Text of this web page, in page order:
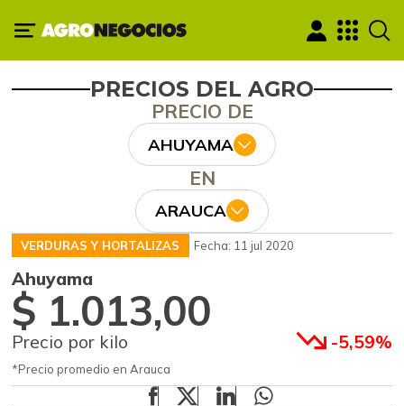
PRECIOS DEL AGRO
PRECIO DE
AHUYAMA
EN
ARAUCA
VERDURAS Y HORTALIZAS Fecha: 11 jul 2020
Ahuyama
$ 1.013,00
Precio por kilo -5,59%
*Precio promedio en Arauca